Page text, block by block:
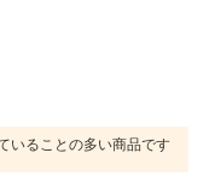
いることの多い商品です